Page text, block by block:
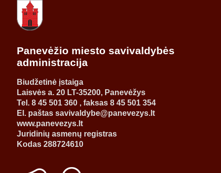
Panevėžio miesto savivaldybės
administracija
Biudžetinė įstaiga
Laisvės a. 20 LT-35200, Panevėžys
Tel. 8 45 501 360 , faksas 8 45 501 354
El. paštas savivaldybe@panevezys.lt
www.panevezys.lt
Juridinių asmenų registras
Kodas 288724610